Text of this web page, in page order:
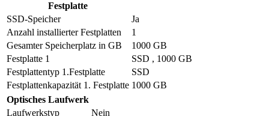
Festplatte
SSD-Speicher
Ja
Anzahl installierter Festplatten
1
Gesamter Speicherplatz in GB
1000 GB
Festplatte 1
SSD , 1000 GB
Festplattentyp 1.Festplatte
SSD
Festplattenkapazität 1. Festplatte 1000 GB
Optisches Laufwerk
Laufwerkstyp
Nein